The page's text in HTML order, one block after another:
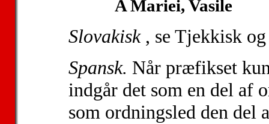
A Mariei, Vasile
Slovakisk, se Tjekkisk
Spansk. Når præfikset
indgår det som en del af
som ordningsled den